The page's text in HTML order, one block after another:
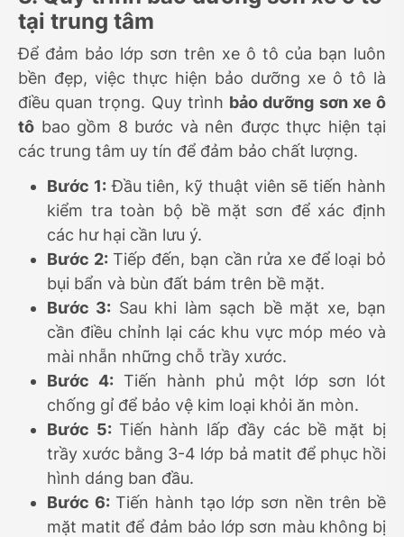
tại trung tâm
Để đảm bảo lớp sơn trên xe ô tô của bạn luôn
bền đẹp, việc thực hiện bảo dưỡng xe ô tô là
điều quan trọng. Quy trình bảo dưỡng sơn xe ô
tô bao gồm 8 bước và nên được thực hiện tại
các trung tâm uy tín để đảm bảo chất lượng.
Bước 1:Đầu tiên, kỹ thuật viên sẽ tiến hành
kiểm tra toàn bộ bề mặt sơn để xác định
các hư hại cần lưu ý.
Bước 2:Tiếp đến, bạn cần rửa xe để loại bỏ
bụi bẩn và bùn đất bám trên bề mặt.
Bước 3: Sau khi làm sạch bề mặt xe, bạn
cần điều chỉnh lại các khu vực móp méo và
mài nhẵn những chỗ trầy xước.
Bước 4: Tiến hành phủ một lớp sơn lót
chống gỉ để bảo vệ kim loại khỏi ăn mòn.
Bước 5: Tiến hành lấp đầy các bề mặt bị
trầy xước bằng 3-4 lớp bả matit để phục hồi
hình dáng ban đầu.
Bước 6:Tiến hành tạo lớp sơn nền trên bề
mặt matit để đảm bảo lớp sơn màu không bị